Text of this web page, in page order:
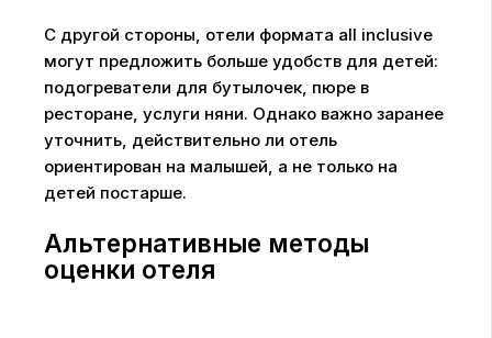
С другой стороны, отели формата all inclusive
могут предложить больше удобств для детей:
подогреватели для бутылочек, пюре в
ресторане, услуги няни. Однако важно заранее
уточнить, действительно ли отель
ориентирован на малышей, а не только на
детей постарше.
Альтернативные методы
оценки отеля